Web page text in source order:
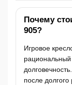
Почему
905?
Игровое
после